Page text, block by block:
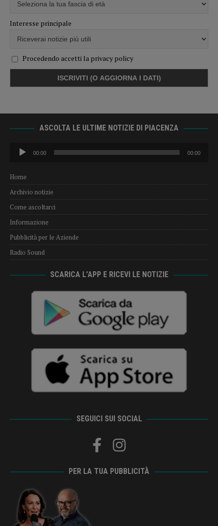
Interesse principale
Procedendo accetti la privacy policy
ASCOLTA LE ULTIME NOTIZIE DI PIACENZA
Audio
Player
00:00 00:00
Home
Archivio notizie
Come ascoltarci
Informazione
Pubblicità per le Aziende
Radio Sound
SCARICA L’APP E RICEVI LE NOTIZIE
SEGUICI SUI SOCIAL
PER LA TUA PUBBLICITÀ